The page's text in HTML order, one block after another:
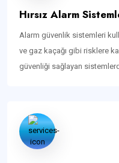
Hırsız Alarm
Alarm güvenlik sistemleri
ve gaz kaçağı gibi risklere
güvenliği sağlayan